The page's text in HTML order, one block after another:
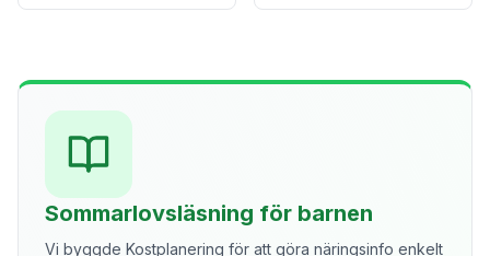
Sommarlovsläsning för barnen
Vi byggde Kostplanering för att göra näringsinfo enkelt